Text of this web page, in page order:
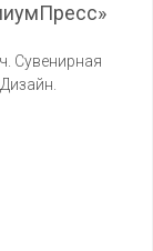
Сувенирная